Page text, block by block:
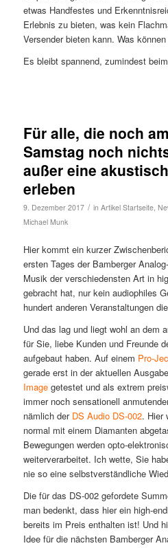
etwas Handfestes und
Erlebnis zu bieten, was kein
Versender bieten kann. Was
Es bleibt spannend, zumindest
Für alle, die noch
Samstag noch
außer eine
erleben
9. Dezember 2017 / in Artikel Startseite,
Michael Munk
Hier kommt ein kurzer
ersten Tages der Bamberger
Musik der verschiedensten Art in
gebracht hat, nur kein audiophiles
hundert anderen Veranstaltungen
Und das lag und liegt wohl an dem
für Sie, liebe Kunden und Freunde
aufgebaut haben. Auf einem Pro-
gerade erst in der aktuellen
Imagegetestet und als extrem
immer noch sensationell
nämlich der DS Audio DS-002. Hier
normal mit einem Diamanten
Bewegungen werden opto-
weiterverarbeitet. Ich wette, Sie
nie so eine selbstverständliche
Die für das DS-002 gefordete
man bedenkt, dass hier ein high-
bereits im Preis enthalten ist! Und
Idee für die nächsten Bamberger